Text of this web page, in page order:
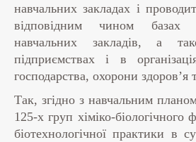
навчальних закладах і
відповідним чином базах
навчальних закладів, а
підприємствах і в
господарства, охорони здоров’я
Так, згідно з навчальним
125-х груп хіміко-біологічного
біотехнологічної практики в